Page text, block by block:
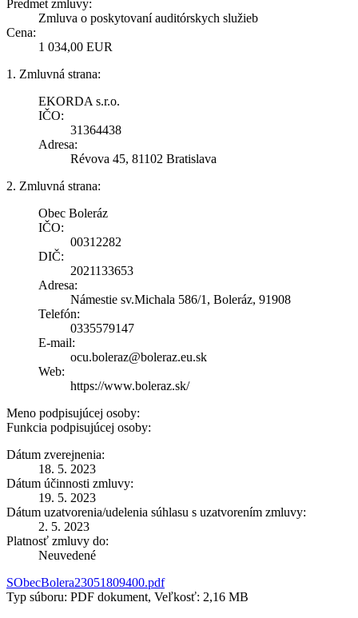
Predmet zmluvy:
Zmluva o poskytovaní auditórskych služieb
Cena:
1 034,00 EUR
1. Zmluvná strana:
EKORDA s.r.o.
IČO:
31364438
Adresa:
Révova 45, 81102 Bratislava
2. Zmluvná strana:
Obec Boleráz
IČO:
00312282
DIČ:
2021133653
Adresa:
Námestie sv.Michala 586/1, Boleráz, 91908
Telefón:
0335579147
E-mail:
ocu.boleraz@boleraz.eu.sk
Web:
https://www.boleraz.sk/
Meno podpisujúcej osoby:
Funkcia podpisujúcej osoby:
Dátum zverejnenia:
18. 5. 2023
Dátum účinnosti zmluvy:
19. 5. 2023
Dátum uzatvorenia/udelenia súhlasu s uzatvorením zmluvy:
2. 5. 2023
Platnosť zmluvy do:
Neuvedené
SObecBolera23051809400.pdf
Typ súboru: PDF dokument, Veľkosť: 2,16 MB